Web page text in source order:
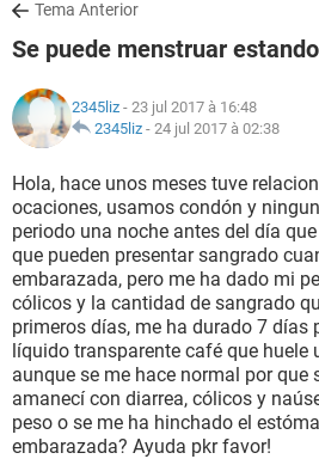
SALUD
FAMILIA
NUTRICIÓN
BIENESTAR
SEXUALIDAD
GLOSARIO
Tema Anterior
Se puede menstruar
2345liz - 23 jul 2017 à 16:48
2345liz - 24 jul 2017 à 02:38
Hola, hace unos meses tuve
ocaciones, usamos condón y
periodo una noche antes del día
que pueden presentar sangrado
embarazada, pero me ha dado mi
cólicos y la cantidad de sangrado
primeros días, me ha durado 7 días
líquido transparente café que huele
aunque se me hace normal por que
amanecí con diarrea, cólicos y
peso o se me ha hinchado el
embarazada? Ayuda pkr favor!